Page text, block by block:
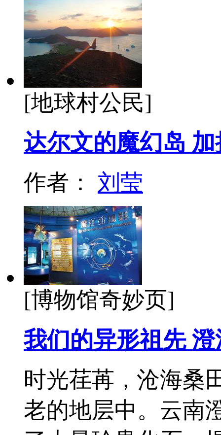
[地球村公民]
达尔文的魔幻岛
作者： 刘莹
[博物馆奇妙页]
我们的异形祖先
时光荏苒，沧海桑
老的地层中。云南